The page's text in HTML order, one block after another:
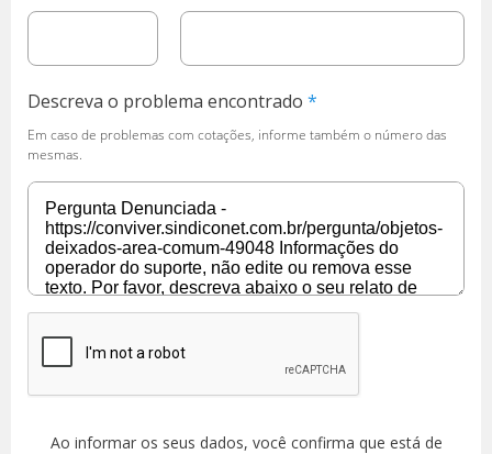
Descreva o problema encontrado
Em caso de problemas com cotações, informe também o número das
mesmas.
Ao informar os seus dados, você confirma que está de